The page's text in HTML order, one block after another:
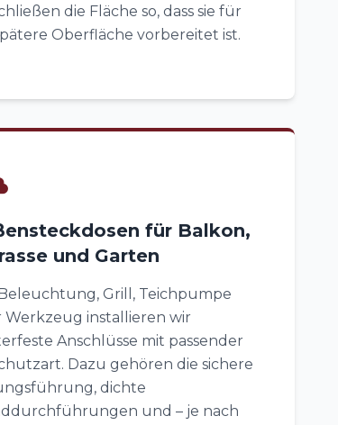
die Fläche so, dass sie für
Oberfläche vorbereitet ist.
für Balkon,
und Garten
Grill, Teichpumpe
Werkzeug installieren wir
Anschlüsse mit passender
Dazu gehören die sichere
dichte
und – je nach